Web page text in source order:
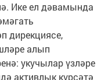
Ике ел дәвамында
дирекциясе,
алып
укучылар үзләре
активлык күрсәтә